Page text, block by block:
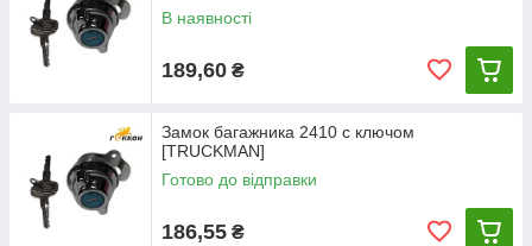
В наявності
189,60 ₴
Замок багажника 2410 с ключом
[TRUCKMAN]
Готово до відправки
186,55 ₴